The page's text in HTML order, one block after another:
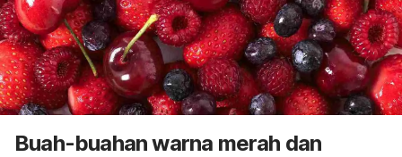
Buah-buahan warna merah dan